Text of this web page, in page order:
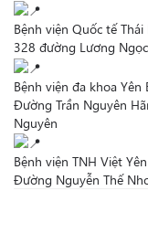
Bệnh viện Quốc tế Thái
328 đường Lương
Bệnh viện đa khoa Yên
Đường Trần Nguyên
Nguyên
Bệnh viện TNH Việt Yên
Đường Nguyễn Thế